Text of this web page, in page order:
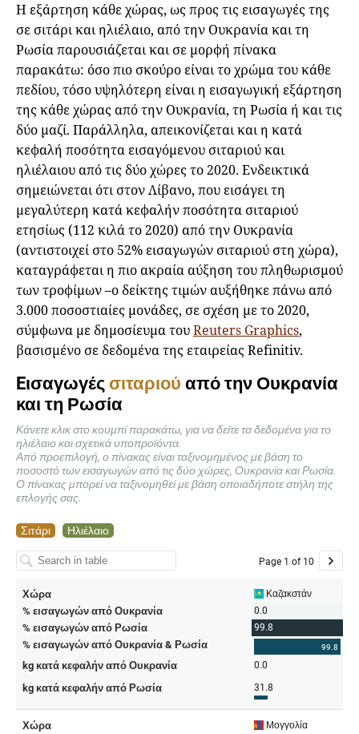
Η εξάρτηση κάθε χώρας, ως προς τις εισαγωγές της
σε σιτάρι και ηλιέλαιο, από την Ουκρανία και τη
Ρωσία παρουσιάζεται και σε μορφή πίνακα
παρακάτω: όσο πιο σκούρο είναι το χρώμα του κάθε
πεδίου, τόσο υψηλότερη είναι η εισαγωγική εξάρτηση
της κάθε χώρας από την Ουκρανία, τη Ρωσία ή και τις
δύο μαζί. Παράλληλα, απεικονίζεται και η κατά
κεφαλή ποσότητα εισαγόμενου σιταριού και
ηλιέλαιου από τις δύο χώρες το 2020. Ενδεικτικά
σημειώνεται ότι στον Λίβανο, που εισάγει τη
μεγαλύτερη κατά κεφαλήν ποσότητα σιταριού
ετησίως (112 κιλά το 2020) από την Ουκρανία
(αντιστοιχεί στο 52% εισαγωγών σιταριού στη χώρα),
καταγράφεται η πιο ακραία αύξηση του πληθωρισμού
των τροφίμων –ο δείκτης τιμών αυξήθηκε πάνω από
3.000 ποσοστιαίες μονάδες, σε σχέση με το 2020,
σύμφωνα με δημοσίευμα τουReuters Graphics,
βασισμένο σε δεδομένα της εταιρείας Refinitiv.